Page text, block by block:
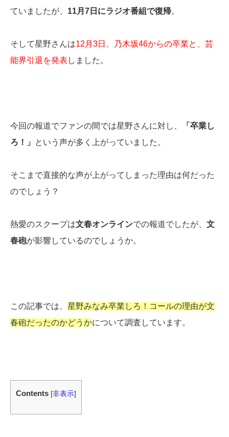
ていましたが、 11月7日にラジオ番組で復帰。
そして星野さんは12月3日、乃木坂46からの卒業と、芸
能界引退を発表 しました。
今回の報道でファンの間では星野さんに対し、
「卒業し
ろ！」
という声が多く上がっていました。
そこまで直接的な声が上がってしまった理由は何だった
のでしょう？
熱愛のスクープは文春オンラインでの報道でしたが、 文
春砲が影響しているのでしょうか。
この記事では、 星野みなみ卒業しろ！コールの理由が文
春砲だったのかどうかについて調査しています。
Contents [非表示]